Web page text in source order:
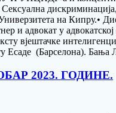
на Кипру.•
адвокат у адвокатској
вјештачке
(Барселона). Бања
2023. ГОДИНЕ.